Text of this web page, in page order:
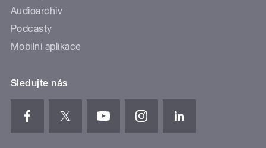
Audioarchiv
Podcasty
Mobilní aplikace
Sledujte nás